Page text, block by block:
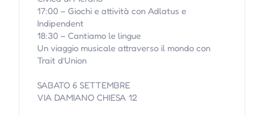
17:00 – Giochi e attività con Adlatus e
Indipendent
18:30 – Cantiamo le lingue
Un viaggio musicale attraverso il mondo con
Trait d’Union
SABATO 6 SETTEMBRE
VIA DAMIANO CHIESA 12